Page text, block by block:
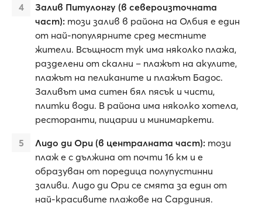
Залив Питулонгу (в североизточната
част): този залив в района на Олбия е един
от най-популярните сред местните
жители. Всъщност тук има няколко плажа,
разделени от скални – плажът на акулите,
плажът на пеликаните и плажът Бадос.
Заливът има ситен бял пясък и чисти,
плитки води. В района има няколко хотела,
ресторанти, пицарии и минимаркети.
Лидо ди Ори (в централната част): този
плаж е с дължина от почти 16 км и е
образуван от поредица полупустинни
заливи. Лидо ди Ори се смята за един от
най-красивите плажове на Сардиния.